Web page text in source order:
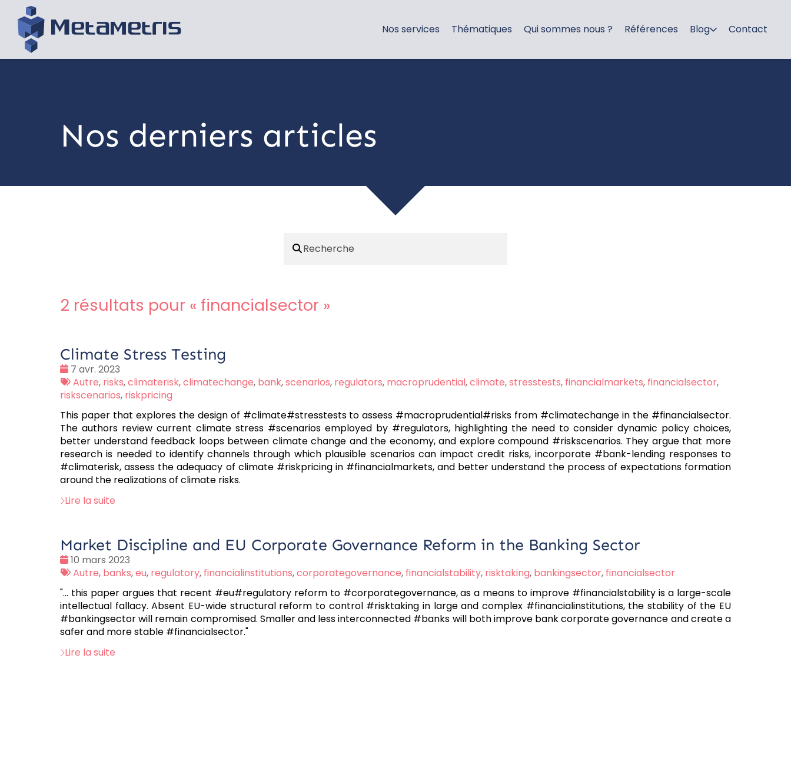
Nos services Thématiques Qui sommes nous ? Références Blog Contact
Nos derniers articles
2 résultats pour « financialsector »
Climate Stress Testing
Date
:
7 avr. 2023
Tags
:
Autre, risks,climaterisk,climatechange, bank,scenarios, regulators, macroprudential,climate,stresstests, financialmarkets, financialsector,
riskscenarios, riskpricing
This paper that explores the design of #climate#stresstests to assess #macroprudential#risks from #climatechange in the #financialsector.
The authors review current climate stress #scenarios employed by #regulators, highlighting the need to consider dynamic policy choices,
better understand feedback loops between climate change and the economy, and explore compound #riskscenarios. They argue that more
research is needed to identify channels through which plausible scenarios can impact credit risks, incorporate #bank-lending responses to
#climaterisk, assess the adequacy of climate #riskpricing in #financialmarkets, and better understand the process of expectations formation
around the realizations of climate risks.
Lire la suite
Market Discipline and EU Corporate Governance Reform in the Banking Sector
Date
:
10 mars 2023
Tags
Autre, banks,eu, regulatory, financialinstitutions,corporategovernance, financialstability, risktaking, bankingsector, financialsector
"... this paper argues that recent #eu#regulatory reform to #corporategovernance, as a means to improve #financialstability is a large-scale
intellectual fallacy. Absent EU-wide structural reform to control #risktaking in large and complex #financialinstitutions, the stability of the EU
#bankingsector will remain compromised. Smaller and less interconnected #banks will both improve bank corporate governance and create a
safer and more stable #financialsector."
Lire la suite